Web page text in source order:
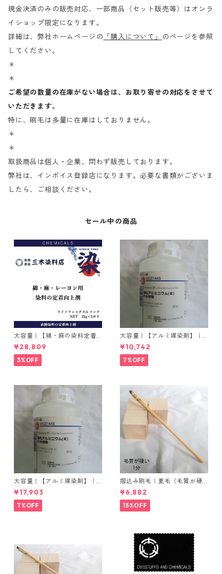
現金決済のみの販売対応、一部商品（セット販売等）はオンラ
イショップ限定になります。
詳細は、弊社ホームページの 「購入について」
のページを参照
してください。
＊
＊
ご希望の数量の在庫がない場合は、お取り寄せの対応をさせて
いただきます。
特に、刷毛は多量に在庫はしておりません。
＊
＊
取扱商品は個人・企業、問わず販売しております。
弊社は、インボイス登録店になります。必要な書類がございま
したら、ご相談ください。
セール中の商品
大容量｜【綿・麻の染料定着
向上剤】｜2kg×5本｜ライト
フィックスAコンク
¥28,809
3%OFF
大容量｜【アルミ媒染剤】｜5
00g−3本入り｜塩化アルミニ
ウム
¥10,742
7%OFF
大容量｜【アルミ媒染剤】｜5
00g−5本入り｜塩化アルミニ
ウム
¥17,903
7%OFF
摺込み刷毛｜夏毛（毛質が硬
い）1分｜16本入り＊1セット
¥6,882
15%OFF